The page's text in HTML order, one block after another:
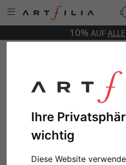
Ihre
wichtig
Diese Website
10% AUFALLE